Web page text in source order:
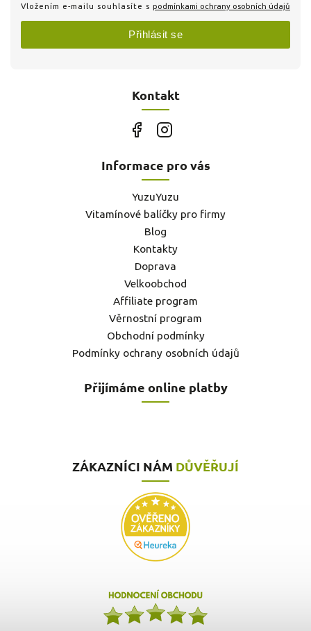
Kontakt
Vložením e-mailu souhlasíte s podmínkami ochrany osobních údajů
Přihlásit se
Informace pro vás
YuzuYuzu
Vitamínové balíčky pro firmy
Blog
Kontakty
Doprava
Velkoobchod
Affiliate program
Věrnostní program
Obchodní podmínky
Podmínky ochrany osobních údajů
Přijímáme online platby
ZÁKAZNÍCI NÁM DŮVĚŘUJÍ